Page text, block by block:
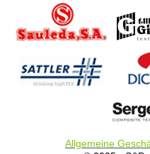
Allgemeine